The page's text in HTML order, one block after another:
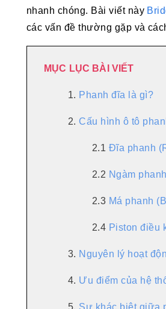
nhanh chóng. Bài viết này
các vấn đề thường gặp và
MỤC LỤC BÀI VIẾT
1. Phanh đĩa là gì?
2.Cấu hình ô tô
2.1 Đĩa phanh
2.2 Ngàm
2.3 Má phanh
2.4 Piston điều
3. Nguyên lý hoạt
4. Ưu điểm của hệ